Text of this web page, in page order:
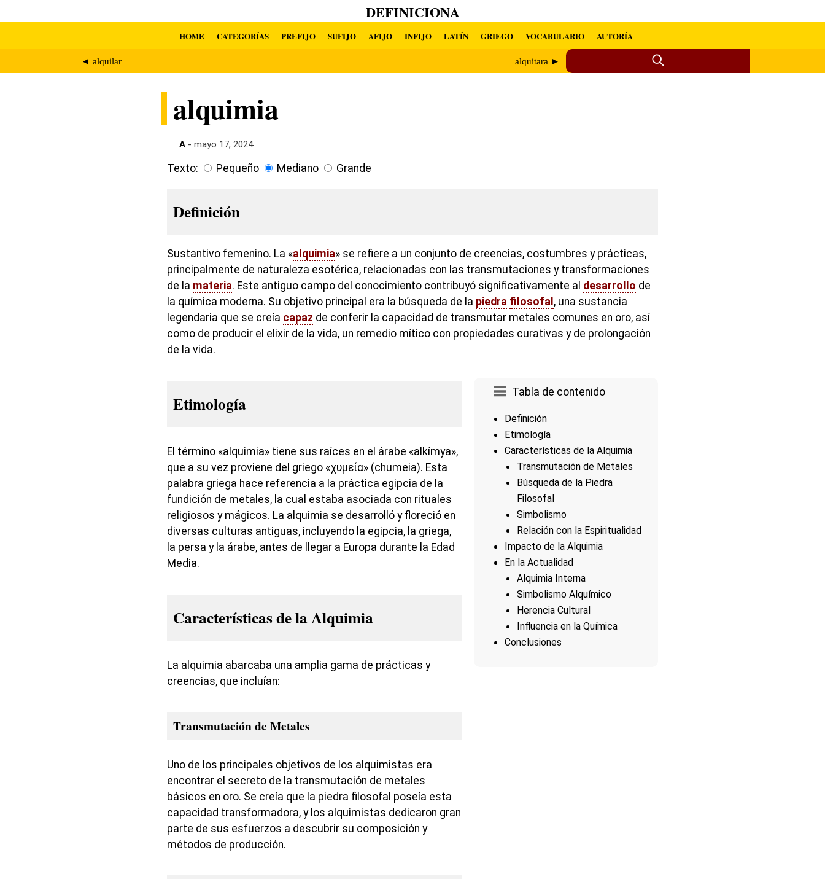
DEFINICIONA
HOME CATEGORÍAS PREFIJO SUFIJO AFIJO INFIJO LATÍN GRIEGO VOCABULARIO AUTORÍA
◄ alquilar alquitara ►
alquimia
A - mayo 17, 2024
Texto: Pequeño Mediano Grande
Definición
Sustantivo femenino. La «alquimia» se refiere a un conjunto de creencias, costumbres y prácticas,
principalmente de naturaleza esotérica, relacionadas con las transmutaciones y transformaciones
de la materia. Este antiguo campo del conocimiento contribuyó significativamente al desarrollo de
la química moderna. Su objetivo principal era la búsqueda de la piedra filosofal , una sustancia
legendaria que se creía capaz de conferir la capacidad de transmutar metales comunes en oro, así
como de producir el elixir de la vida, un remedio mítico con propiedades curativas y de prolongación
de la vida.
Tabla de contenido
Definición
Etimología
Características de la Alquimia
Transmutación de Metales
Búsqueda de la Piedra
Filosofal
Simbolismo
Relación con la Espiritualidad
Impacto de la Alquimia
En la Actualidad
Alquimia Interna
Simbolismo Alquímico
Herencia Cultural
Influencia en la Química
Conclusiones
Etimología
El término «alquimia» tiene sus raíces en el árabe «alkímya»,
que a su vez proviene del griego «χυμεία» (chumeia). Esta
palabra griega hace referencia a la práctica egipcia de la
fundición de metales, la cual estaba asociada con rituales
religiosos y mágicos. La alquimia se desarrolló y floreció en
diversas culturas antiguas, incluyendo la egipcia, la griega,
la persa y la árabe, antes de llegar a Europa durante la Edad
Media.
Características de la Alquimia
La alquimia abarcaba una amplia gama de prácticas y
creencias, que incluían:
Transmutación de Metales
Uno de los principales objetivos de los alquimistas era
encontrar el secreto de la transmutación de metales
básicos en oro. Se creía que la piedra filosofal poseía esta
capacidad transformadora, y los alquimistas dedicaron gran
parte de sus esfuerzos a descubrir su composición y
métodos de producción.